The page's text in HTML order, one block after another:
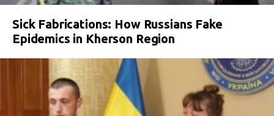
Sick Fabrications: How Russians Fake
Epidemics in Kherson Region